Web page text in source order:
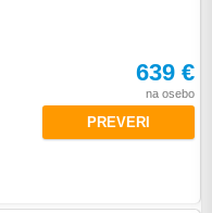
639 €
na osebo
PREVERI